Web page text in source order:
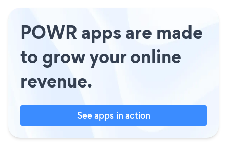
POWR apps are made
to grow your online
revenue.
See apps in action